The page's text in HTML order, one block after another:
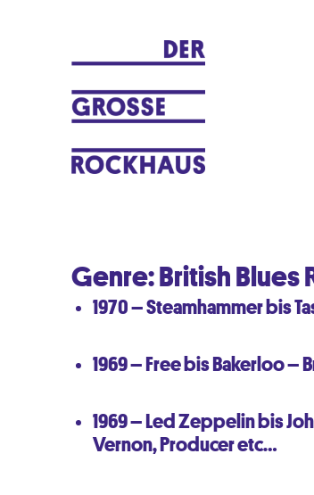
Genre:British Blues
1970 – Steamhammer bis
1969 – Free bis Bakerloo –
1969 – Led Zeppelin bis
Vernon, Producer etc…